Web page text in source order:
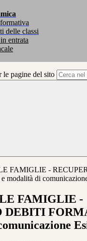
delle classi
entrata
le pagine del sito
FAMIGLIE -
modalità di
FAMIGLIE -
DEBITI